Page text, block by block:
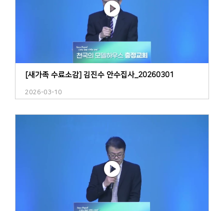
[새가족 수료소감] 김진수 안수집사_20260301
2026-03-10